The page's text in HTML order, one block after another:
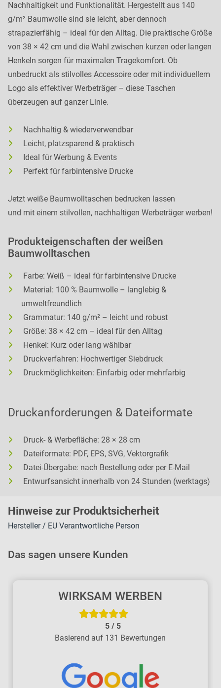
Nachhaltigkeit und Funktionalität. Hergestellt aus 140
g/m² Baumwolle sind sie leicht, aber dennoch
strapazierfähig – ideal für den Alltag. Die praktische Größe
von 38 × 42 cm und die Wahl zwischen kurzen oder langen
Henkeln sorgen für maximalen Tragekomfort. Ob
unbedruckt als stilvolles Accessoire oder mit individuellem
Logo als effektiver Werbeträger – diese Taschen
überzeugen auf ganzer Linie.
Nachhaltig & wiederverwendbar
Leicht, platzsparend & praktisch
Ideal für Werbung & Events
Perfekt für farbintensive Drucke
Jetzt weiße Baumwolltaschen bedrucken lassen
und mit einem stilvollen, nachhaltigen Werbeträger werben!
Produkteigenschaften der weißen
Baumwolltaschen
Farbe: Weiß – ideal für farbintensive Drucke
Material: 100 % Baumwolle – langlebig &
umweltfreundlich
Grammatur: 140 g/m² – leicht und robust
Größe: 38 × 42 cm – ideal für den Alltag
Henkel: Kurz oder lang wählbar
Druckverfahren: Hochwertiger Siebdruck
Druckmöglichkeiten: Einfarbig oder mehrfarbig
Druckanforderungen & Dateiformate
Druck- & Werbefläche: 28 × 28 cm
Dateiformate: PDF, EPS, SVG, Vektorgrafik
Datei-Übergabe: nach Bestellung oder per E-Mail
Entwurfsansicht innerhalb von 24 Stunden (werktags)
Hinweise zur Produktsicherheit
Hersteller / EU Verantwortliche Person
Das sagen unsere Kunden
WIRKSAM WERBEN
5/ 5
Basierend auf 131 Bewertungen